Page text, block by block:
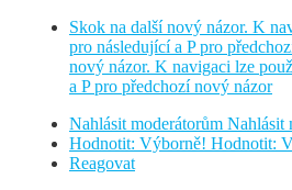
Skok na další nový názor. K
pro následující a P pro
nový názor. K navigaci lze
a P pro předchozí nový názor
Nahlásit moderátorům Nahlásit
Hodnotit: Výborně! Hodnotit:
Reagovat